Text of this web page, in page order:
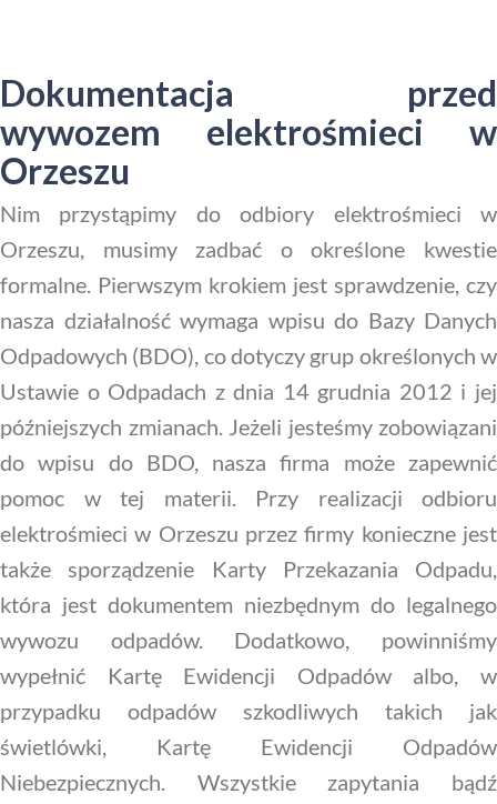
Dokumentacja przed
wywozem elektrośmieci w
Orzeszu
Nim przystąpimy do odbiory elektrośmieci w
Orzeszu, musimy zadbać o określone kwestie
formalne. Pierwszym krokiem jest sprawdzenie, czy
nasza działalność wymaga wpisu do Bazy Danych
Odpadowych (BDO), co dotyczy grup określonych w
Ustawie o Odpadach z dnia 14 grudnia 2012 i jej
późniejszych zmianach. Jeżeli jesteśmy zobowiązani
do wpisu do BDO, nasza firma może zapewnić
pomoc w tej materii. Przy realizacji odbioru
elektrośmieci w Orzeszu przez firmy konieczne jest
także sporządzenie Karty Przekazania Odpadu,
która jest dokumentem niezbędnym do legalnego
wywozu odpadów. Dodatkowo, powinniśmy
wypełnić Kartę Ewidencji Odpadów albo, w
przypadku odpadów szkodliwych takich jak
świetlówki, Kartę Ewidencji Odpadów
Niebezpiecznych. Wszystkie zapytania bądź